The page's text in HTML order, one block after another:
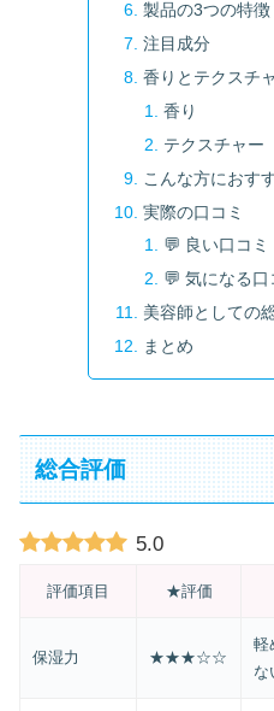
製品の3つの特徴
注目成分
香りとテクスチ
香り
テクスチャー
こんな方におす
実際の口コミ
💬 良い口コミ
💬 気になる口
美容師としての
まとめ
総合評価
5.0
評価項目 ★評価
保湿力 ★★★☆☆
軽
な